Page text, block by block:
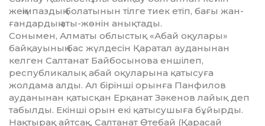
жеңімпаздың бо­латынын тілге тиек етіп, бағы жан­
ғандардың аты-жөнін анық­тады.
Сонымен, Алматы облыстық «Абай оқулары»
байқауының бас жүлдесін Қаратал ауданынан
келген Салтанат Байбосынова еншілеп,
республикалық абай оқуларына қатысуға
жолдама алды. Ал бірінші орынға Панфилов
ауданынан қатысқан Ерқанат Зәкенов лайық деп
табылды. Екінші орын екі қатысушыға бұйырды.
Нақтырақ айтсақ, Салтанат Өтебай (Қарасай